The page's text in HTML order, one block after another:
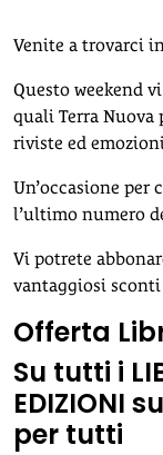
Venite a trovarci
Questo weekend
quali Terra
riviste ed
Un’occasione per
l’ultimo numero
Vi potrete
vantaggiosi
Offerta
Su tutti i
EDIZIONI
per tutti